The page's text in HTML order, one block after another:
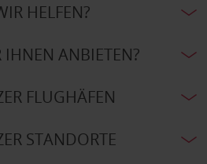
HELFEN?
ANBIETEN?
FLUGHÄFEN
STANDORTE